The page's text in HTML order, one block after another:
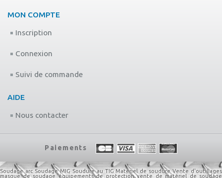
MON COMPTE
Inscription
Connexion
Suivi de commande
AIDE
Nous contacter
Paiements
Soudage arc Soudage MIG Soudure au TIG Matériel de soudure Vente d'outillages
masque de soudage équipements de protectionvente de matériel de soudage